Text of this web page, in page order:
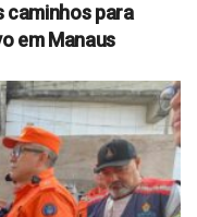
caminhos para
em Manaus